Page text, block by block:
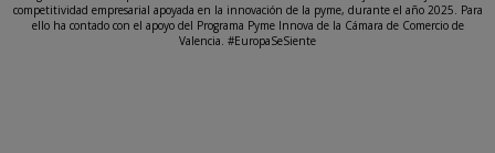
competitividad empresarial apoyada en la innovación de la pyme, durante el año 2025. Para
ello ha contado con el apoyo del Programa Pyme Innova de la Cámara de Comercio de
Valencia. #EuropaSeSiente